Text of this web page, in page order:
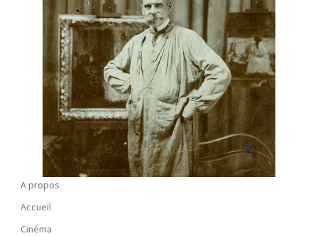
A propos
Accueil
Cinéma